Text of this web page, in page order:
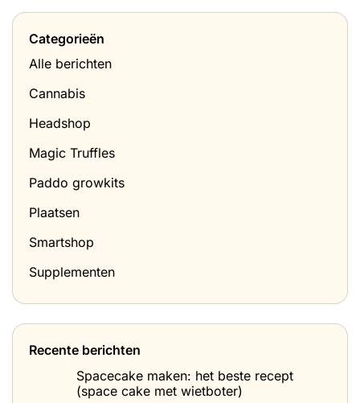
Categorieën
Alle berichten
Cannabis
Headshop
Magic Truffles
Paddo growkits
Plaatsen
Smartshop
Supplementen
Recente berichten
Spacecake maken: het beste recept
(space cake met wietboter)